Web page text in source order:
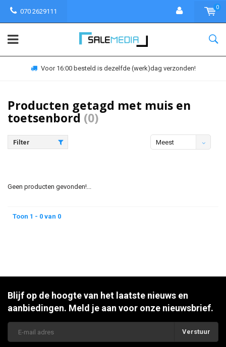
070 2629111
0
Voor 16:00 besteld is dezelfde (werk)dag verzonden!
Producten getagd met muis en
toetsenbord (0)
Filter
Meest
Geen producten gevonden!...
Toon 1 - 0 van 0
Blijf op de hoogte van het laatste nieuws en
aanbiedingen. Meld je aan voor onze nieuwsbrief.
Verstuur